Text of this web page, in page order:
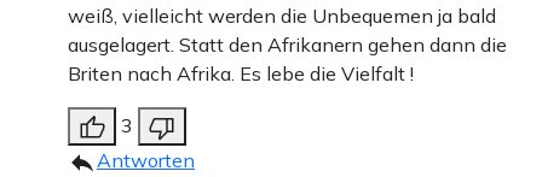
weiß, vielleicht werden die Unbequemen ja bald
ausgelagert. Statt den Afrikanern gehen dann die
Briten nach Afrika. Es lebe die Vielfalt !
3
Antworten